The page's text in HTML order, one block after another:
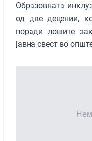
Образовната
од две децении,
поради лошите
јавна свест во